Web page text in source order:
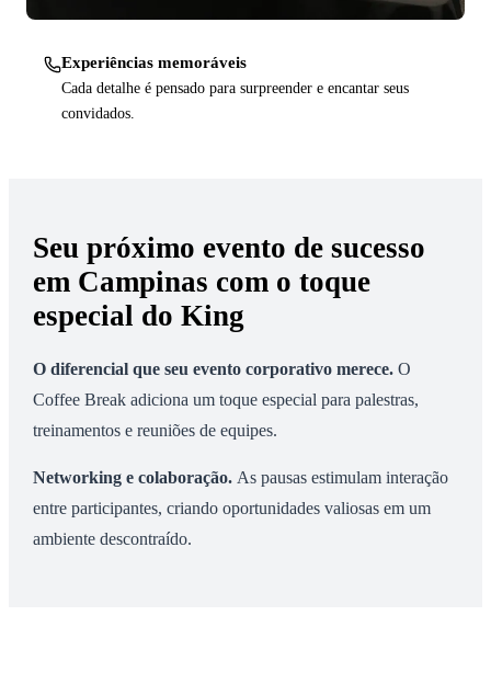
Experiências memoráveis
Cada detalhe é pensado para surpreender e encantar seus
convidados.
Seu próximo evento de sucesso
em Campinas com o toque
especial do King
O diferencial que seu evento corporativo merece.O
Coffee Break adiciona um toque especial para palestras,
treinamentos e reuniões de equipes.
Networking e colaboração. As pausas estimulam interação
entre participantes, criando oportunidades valiosas em um
ambiente descontraído.